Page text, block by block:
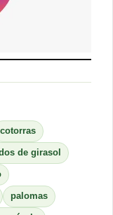
cotorras
de girasol
palomas